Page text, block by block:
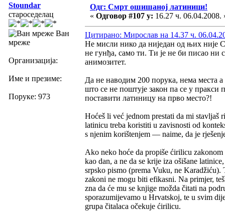
Stoundar
староседелац
Ван
мреже
Организација:
Име и презиме:
Поруке: 973
Одг: Смрт ошишаној латиници!
« Одговор #107 у: 16.27 ч. 06.04.2008.
Цитирано: Мирослав на 14.37 ч.
Не мисли нико да ниједан од њих није
не гунђа, само ти. Ти је не би писао
анимозитет.
Да не наводим 200 порука, нема места
што се не поштује закон па се у
поставити латиницу на прво место?!
Hoćeš li već jednom prestati da mi stavljaš
latinicu treba koristiti u zavisnosti od
s njenim korištenjem — naime, da je
Ako neko hoće da propiše ćirilicu
kao dan, a ne da se krije iza ošišane
srpsko pismo (prema Vuku, ne
zakoni ne mogu biti efikasni. Na primjer,
zna da će mu se knjige možda čitati na
sporazumijevamo u Hrvatskoj, te u svim
grupa čitalaca očekuje ćirilicu.